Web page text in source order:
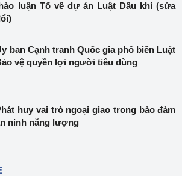
luận Tổ về dự án Luật Dầu khí (sửa
ban Cạnh tranh Quốc gia phổ biến Luật
vệ quyền lợi người tiêu dùng
huy vai trò ngoại giao trong bảo đảm
ninh năng lượng